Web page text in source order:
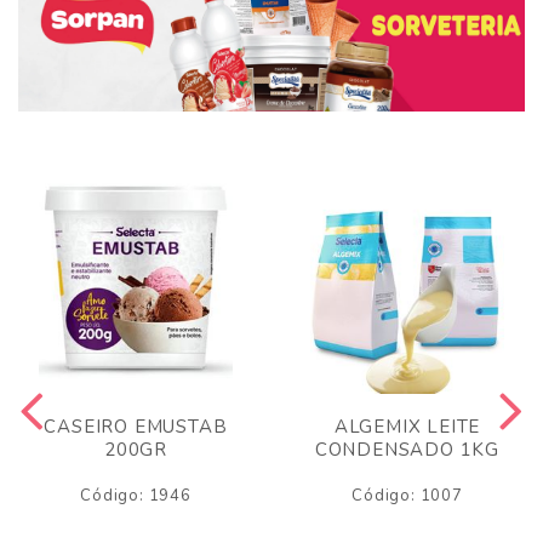
CASEIRO EMUSTAB
200GR
Código: 1946
ALGEMIX LEITE
CONDENSADO 1KG
Código: 1007